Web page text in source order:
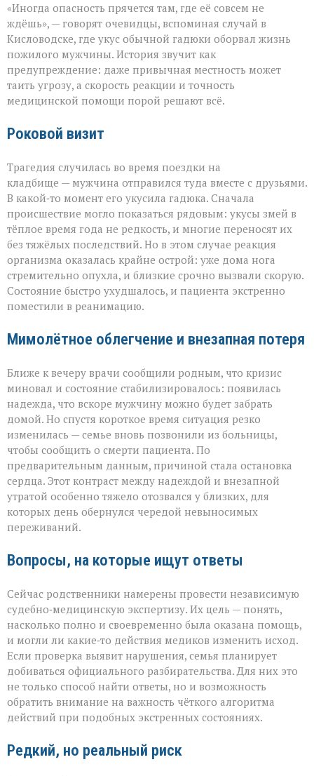
укус:
как
обычная
прогулка
обернулась
трагедией»
«Иногда опасность прячется там, где её совсем не
ждёшь», — говорят очевидцы, вспоминая случай в
Кисловодске, где укус обычной гадюки оборвал жизнь
пожилого мужчины. История звучит как
предупреждение: даже привычная местность может
таить угрозу, а скорость реакции и точность
медицинской помощи порой решают всё.
Роковой визит
Трагедия случилась во время поездки на
кладбище — мужчина отправился туда вместе с друзьями.
В какой‑то момент его укусила гадюка. Сначала
происшествие могло показаться рядовым: укусы змей в
тёплое время года не редкость, и многие переносят их
без тяжёлых последствий. Но в этом случае реакция
организма оказалась крайне острой: уже дома нога
стремительно опухла, и близкие срочно вызвали скорую.
Состояние быстро ухудшалось, и пациента экстренно
поместили в реанимацию.
Мимолётное облегчение и внезапная потеря
Ближе к вечеру врачи сообщили родным, что кризис
миновал и состояние стабилизировалось: появилась
надежда, что вскоре мужчину можно будет забрать
домой. Но спустя короткое время ситуация резко
изменилась — семье вновь позвонили из больницы,
чтобы сообщить о смерти пациента. По
предварительным данным, причиной стала остановка
сердца. Этот контраст между надеждой и внезапной
утратой особенно тяжело отозвался у близких, для
которых день обернулся чередой невыносимых
переживаний.
Вопросы, на которые ищут ответы
Сейчас родственники намерены провести независимую
судебно‑медицинскую экспертизу. Их цель — понять,
насколько полно и своевременно была оказана помощь,
и могли ли какие‑то действия медиков изменить исход.
Если проверка выявит нарушения, семья планирует
добиваться официального разбирательства. Для них это
не только способ найти ответы, но и возможность
обратить внимание на важность чёткого алгоритма
действий при подобных экстренных состояниях.
Редкий, но реальный риск